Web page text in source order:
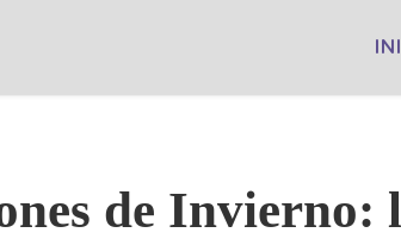
de Invierno: